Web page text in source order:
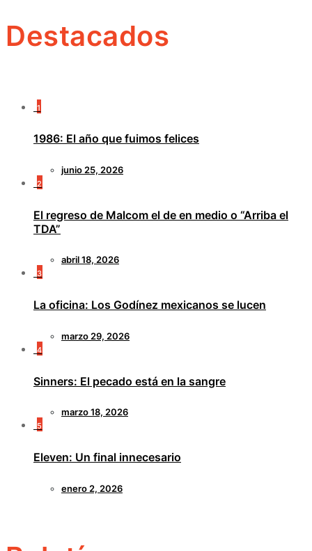
Destacados
1
1986: El año que fuimos felices
junio 25, 2026
2
El regreso de Malcom el de en medio o “Arriba el
TDA”
abril 18, 2026
3
La oficina: Los Godínez mexicanos se lucen
marzo 29, 2026
4
Sinners: El pecado está en la sangre
marzo 18, 2026
5
Eleven: Un final innecesario
enero 2, 2026